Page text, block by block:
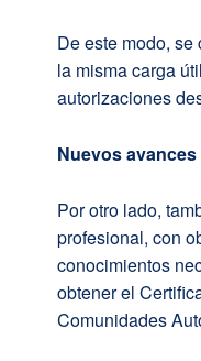
De este modo,
la misma carga
autorizaciones
Nuevos
Por otro lado,
profesional, con
conocimientos
obtener el
Comunidades